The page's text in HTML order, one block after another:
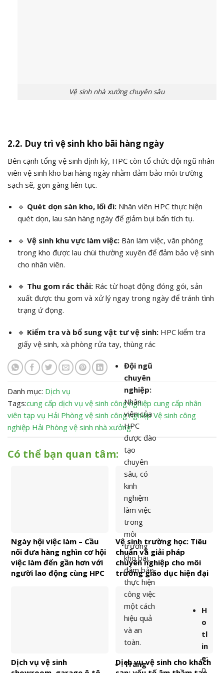
Vệ sinh nhà xưởng chuyên sâu
2.2. Duy trì vệ sinh kho bãi hàng ngày
Bên cạnh tổng vệ sinh định kỳ, HPC còn tổ chức đội ngũ nhân
viên vệ sinh kho bãi hàng ngày nhằm đảm bảo môi trường
sạch sẽ, gọn gàng liên tục.
🔹 Quét dọn sàn kho, lối đi: Nhân viên HPC thực hiện
quét dọn, lau sàn hàng ngày để giảm bụi bẩn tích tụ.
🔹 Vệ sinh khu vực làm việc: Bàn làm việc, văn phòng
trong kho được lau chùi thường xuyên để đảm bảo vệ sinh
cho nhân viên.
🔹 Thu gom rác thải: Rác từ hoạt động đóng gói, sản
xuất được thu gom và xử lý ngay trong ngày để tránh tình
trạng ứ đọng.
🔹 Kiểm tra và bổ sung vật tư vệ sinh:HPC kiểm tra
giấy vệ sinh, xà phòng rửa tay, thùng rác
Đội ngũ
chuyên
nghiệp:
Nhân
viên của
HPC
được đào
tạo
chuyên
sâu, có
kinh
nghiệm
làm việc
trong
môi
trường
kho bãi,
đảm bảo
thực hiện
công việc
một cách
hiệu quả
và an
toàn.
Trang
H
o
tl
in
e:
0
Danh mục: Dịch vụ
Tags:cung cấp dịch vụ vệ sinh công nghiệp cung cấp nhân
viên tạp vụ Hải Phòng vệ sinh công nghiệp Vệ sinh công
nghiệp Hải Phòng vệ sinh nhà xưởng
Có thể bạn quan tâm:
Ngày hội việc làm – Cầu
nối đưa hàng nghìn cơ hội
việc làm đến gần hơn với
người lao động cùng HPC
Vệ sinh trường học: Tiêu
chuẩn và giải pháp
chuyên nghiệp cho môi
trường giáo dục hiện đại
Dịch vụ vệ sinh
Dịch vụ vệ sinh cho khách